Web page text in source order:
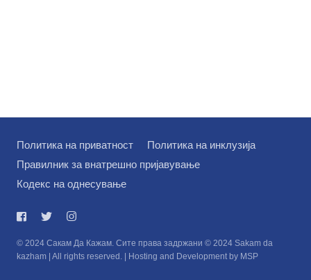
Политика на приватност
Политика на инклузија
Правилник за внатрешно пријавување
Кодекс на однесување
© 2024 Сакам Да Кажам. Сите права задржани © 2024 Sakam da
kazham | All rights reserved. | Hosting and Development by MSP